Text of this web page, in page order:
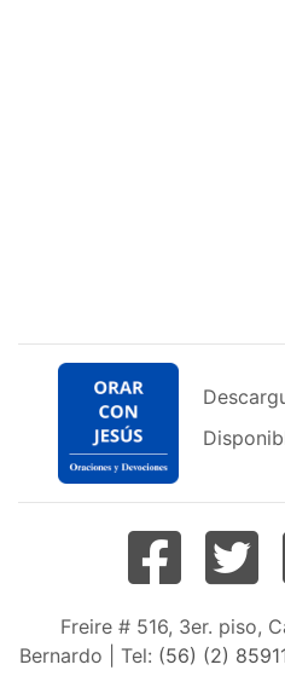
Freire # 516, 3er. piso,
Bernardo | Tel: (56) (2)